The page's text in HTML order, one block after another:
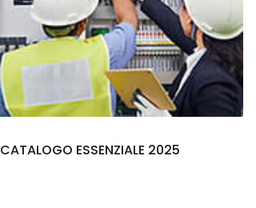
CATALOGO ESSENZIALE 2025